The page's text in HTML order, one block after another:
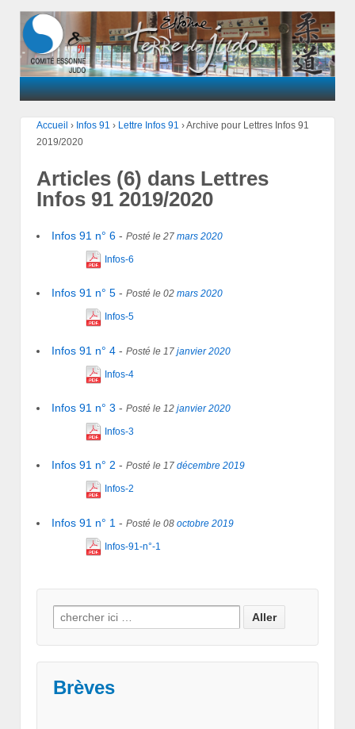
Accueil › Infos 91 › Lettre Infos 91 ›Archive pour Lettres Infos 91
2019/2020
Articles (6) dans Lettres
Infos 91 2019/2020
Infos 91 n° 6 - Posté le 27 mars 2020
Infos-6
Infos 91 n° 5 - Posté le 02 mars 2020
Infos-5
Infos 91 n° 4 - Posté le 17 janvier 2020
Infos-4
Infos 91 n° 3 - Posté le 12 janvier 2020
Infos-3
Infos 91 n° 2 - Posté le 17 décembre 2019
Infos-2
Infos 91 n° 1 - Posté le 08 octobre 2019
Infos-91-n°-1
Search for:
Brèves